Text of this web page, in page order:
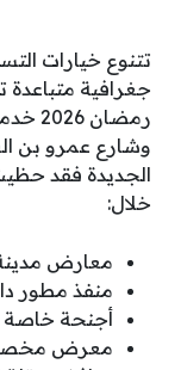
تتنوع خيارات
جغرافية متباعدة
وشارع عمرو بن
الجديدة فقد
خلال:
معارض
منفذ مطور
أجنحة خاصة
معرض مخصص